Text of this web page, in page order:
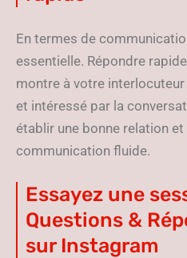
En termes de
essentielle. Répondre
montre à votre
et intéressé par la
établir une bonne relation
communication fluide.
Essayez une
Questions &
sur Instagram